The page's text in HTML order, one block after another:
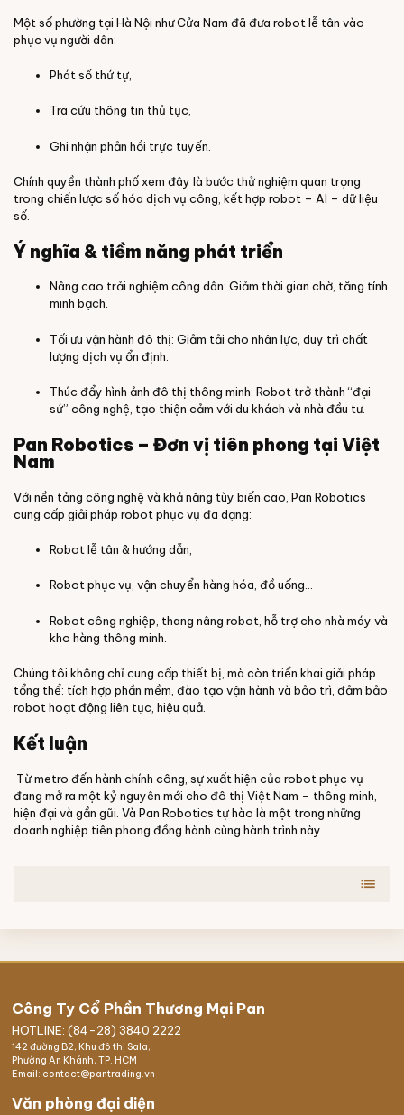
Một số phường tại Hà Nội như Cửa Nam đã đưa robot lễ tân vào
phục vụ người dân:
Phát số thứ tự,
Tra cứu thông tin thủ tục,
Ghi nhận phản hồi trực tuyến.
Chính quyền thành phố xem đây là bước thử nghiệm quan trọng
trong chiến lược số hóa dịch vụ công, kết hợp robot – AI – dữ liệu
số.
Ý nghĩa & tiềm năng phát triển
Nâng cao trải nghiệm công dân: Giảm thời gian chờ, tăng tính
minh bạch.
Tối ưu vận hành đô thị: Giảm tải cho nhân lực, duy trì chất
lượng dịch vụ ổn định.
Thúc đẩy hình ảnh đô thị thông minh: Robot trở thành “đại
sứ” công nghệ, tạo thiện cảm với du khách và nhà đầu tư.
Pan Robotics – Đơn vị tiên phong tại Việt
Nam
Với nền tảng công nghệ và khả năng tùy biến cao, Pan Robotics
cung cấp giải pháp robot phục vụ đa dạng:
Robot lễ tân & hướng dẫn,
Robot phục vụ, vận chuyển hàng hóa, đồ uống...
Robot công nghiệp, thang nâng robot, hỗ trợ cho nhà máy và
kho hàng thông minh.
Chúng tôi không chỉ cung cấp thiết bị, mà còn triển khai giải pháp
tổng thể: tích hợp phần mềm, đào tạo vận hành và bảo trì, đảm bảo
robot hoạt động liên tục, hiệu quả.
Kết luận
Từ metro đến hành chính công, sự xuất hiện của robot phục vụ
đang mở ra một kỷ nguyên mới cho đô thị Việt Nam – thông minh,
hiện đại và gần gũi. Và Pan Robotics tự hào là một trong những
doanh nghiệp tiên phong đồng hành cùng hành trình này.
list
Công Ty Cổ Phần Thương Mại Pan
HOTLINE: (84-28) 3840 2222
142 đường B2, Khu đô thị Sala,
Phường An Khánh, TP. HCM
Email: contact@pantrading.vn
Văn phòng đại diện